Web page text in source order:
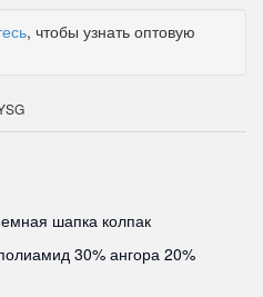
, чтобы узнать оптовую
шапка колпак
30% ангора 20%